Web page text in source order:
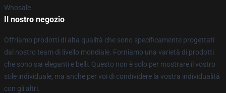
Whosale
Il nostro negozio
Offriamo prodotti di alta qualità che sono specificamente progettati
dal nostro team di livello mondiale. Forniamo una varietà di prodotti
che sono sia eleganti e belli. Questo non è solo per mostrare il vostro
stile individuale, ma anche per voi di condividere la vostra individualità
con gli altri.